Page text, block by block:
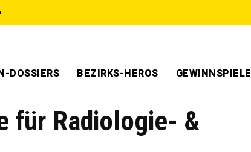
DOSSIERS BEZIRKS-HEROS GEWINNSPIELE
für Radiologie- &